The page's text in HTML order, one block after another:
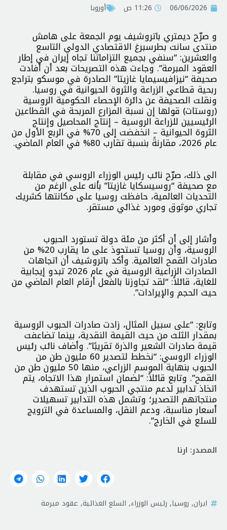
06/06/2026 11:26 ص أوروبا
و صرّح ديمتري باتروشيف يوم الجمعة على هامش
منتدى سانت بطرسبرغ الاقتصادي الدولي التاسع
والعشرين: “سنفي بجميع التزاماتنا تجاه إيران في إطار
العقود المبرمة”. وجاءت هذه التصريحات بعد أن أفادت
صحيفة “نيزافيسيمايا غازيتا” الصادرة في موسكو بتراجع
ربحية قطاعي الزراعة والثروة الحيوانية في روسيا.
ونقلت الصحيفة عن دائرة الإحصاء الحكومية الروسية
(روستات) قولها إن نسبة المزارع المربحة في القطاعين
الرئيسيين للزراعة الروسية – إنتاج المحاصيل وإنتاج
الثروة الحيوانية – انخفضت إلى 70% في الربع الأول من
عام 2026، مقارنةً بنسبة تقارب 80% في العام الماضي.
الى ذلك، صرّح نائب رئيس الوزراء الروسي في مقابلة
مع صحيفة “روسيسكايا غازيتا” بأنه على الرغم من
التحديات العالمية، حافظت روسيا على مكانتها كشريك
تجاري موثوق ومورد غذائي مستقر.
وأشار إلى أن أكثر من مئة دولة تستورد الحبوب
الروسية، وأن روسيا تستحوذ على ما يقارب 20% من
صادرات القمح العالمية. وأكد باتروشيف أن اتجاهات
الصادرات الزراعية الروسية في عام 2026 تبدو إيجابية
للغاية، قائلاً: “لقد تجاوزنا بالفعل أرقام العام الماضي من
حيث الحجم والإيرادات”.
وتابع: “على سبيل المثال، زادت صادرات الحبوب الروسية
بمقدار الثلث من حيث القيمة النقدية، بينما تضاعفت
قيمة صادرات الشعير والذرة تقريبًا”. وأضاف نائب رئيس
الوزراء الروسي: “نخطط لتصدير 60 مليون طن من
الحبوب بنهاية الموسم الزراعي، منها 50 مليون طن من
القمح”. وتابع قائلاً: “لضمان استمرار هذا الاتجاه، يتم
اتخاذ تدابير لدعم منتجي الحبوب الذين تستهدف
منتجاتهم التصدير؛ وتشمل هذه التدابير تسهيلات
أسعار مناسبة، ودعم النقل، والمساعدة في الترويج
للسلع في الخارج”.
المصدر: ارنا
ايران, روسيا, رئيس الوزراء, السلع الغذائية, عقود مبرمة